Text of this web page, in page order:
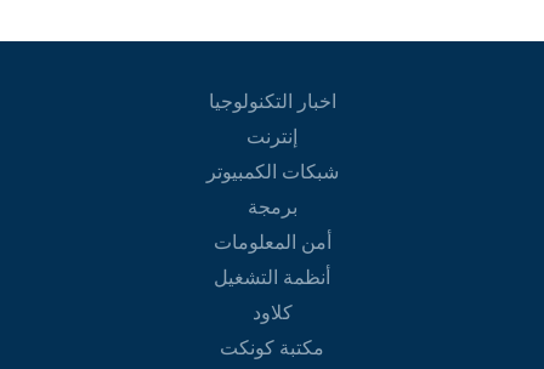
اخبار التكنولوجيا
إنترنت
شبكات الكمبيوتر
برمجة
أمن المعلومات
أنظمة التشغيل
كلاود
مكتبة كونكت